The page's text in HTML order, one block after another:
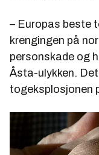
– Europas beste
krengingen på
personskade og
Åsta-ulykken.
togeksplosjonen